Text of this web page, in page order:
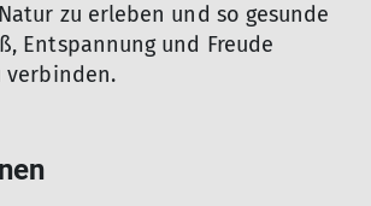
zu erleben und so gesunde
Entspannung und Freude
verbinden.